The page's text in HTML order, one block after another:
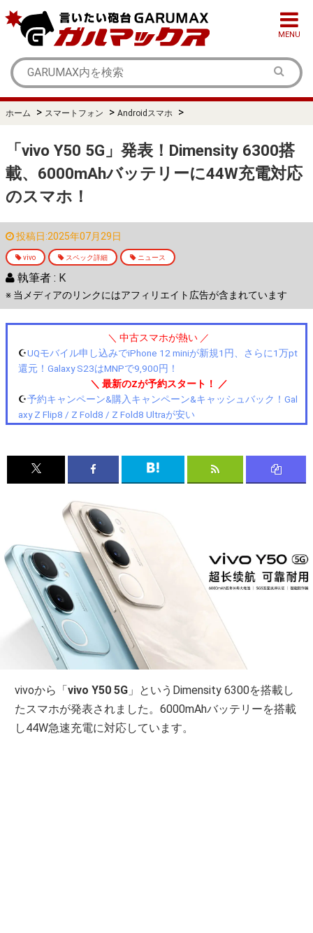
MENU
ホーム > スマートフォン > Androidスマホ >
「vivo Y50 5G」発表！Dimensity 6300搭
載、6000mAhバッテリーに44W充電対応
のスマホ！
投稿日:2025年07月29日
vivo スペック詳細 ニュース
執筆者 : K
※ 当メディアのリンクにはアフィリエイト広告が含まれています
＼ 中古スマホが熱い ／
☪️UQモバイル申し込みでiPhone 12 miniが新規1円、さらに1万pt
還元！Galaxy S23はMNPで9,900円！
＼ 最新のZが予約スタート！ ／
☪️予約キャンペーン&購入キャンペーン&キャッシュバック！Gal
axy Z Flip8 / Z Fold8 / Z Fold8 Ultraが安い
vivoから「vivo Y50 5G 」というDimensity 6300を搭載し
たスマホが発表されました。6000mAhバッテリーを搭載
し44W急速充電に対応しています。